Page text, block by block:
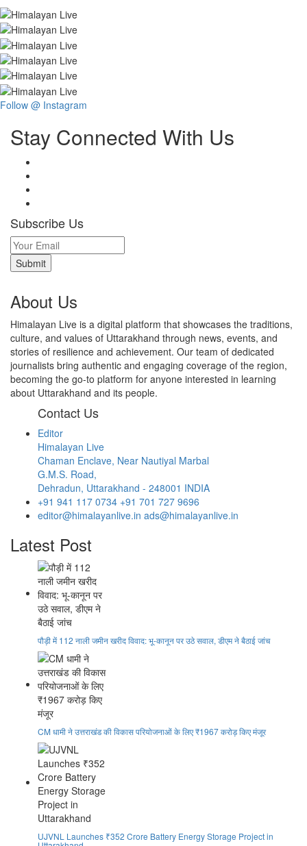
Follow @ Instagram
Stay Connected With Us
Subscribe Us
About Us
Himalayan Live is a digital platform that showcases the traditions,
culture, and values of Uttarakhand through news, events, and
stories of resilience and achievement. Our team of dedicated
journalists bring authentic and engaging coverage of the region,
becoming the go-to platform for anyone interested in learning
about Uttarakhand and its people.
Contact Us
Editor
Himalayan Live
Chaman Enclave, Near Nautiyal Marbal
G.M.S. Road,
Dehradun, Uttarakhand - 248001 INDIA
+91 941 117 0734 +91 701 727 9696
editor@himalayanlive.in ads@himalayanlive.in
Latest Post
पौड़ी में 112 नाली जमीन खरीद विवाद: भू-कानून पर उठे सवाल, डीएम ने बैठाई जांच
CM धामी ने उत्तराखंड की विकास परियोजनाओं के लिए ₹1967 करोड़ किए मंजूर
UJVNL Launches ₹352 Crore Battery Energy Storage Project in